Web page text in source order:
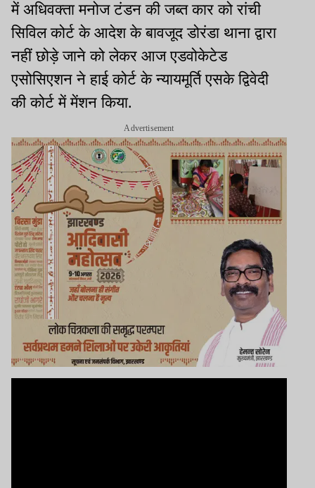
में अधिवक्ता मनोज टंडन की जब्त कार को रांची
सिविल कोर्ट के आदेश के बावजूद डोरंडा थाना द्वारा
नहीं छोड़े जाने को लेकर आज एडवोकेटेड
एसोसिएशन ने हाई कोर्ट के न्यायमूर्ति एसके द्विवेदी
की कोर्ट में मेंशन किया.
Advertisement